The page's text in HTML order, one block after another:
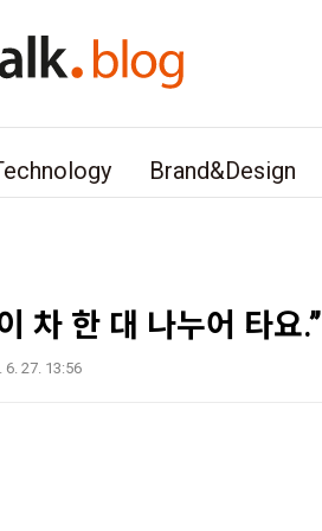
Brand&Design
차 한 대 나누어 타요.”
6. 27. 13:56